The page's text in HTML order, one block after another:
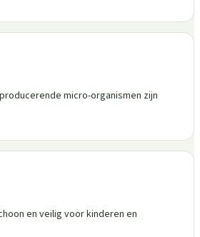
micro-organismen zijn
en veilig voor kinderen en